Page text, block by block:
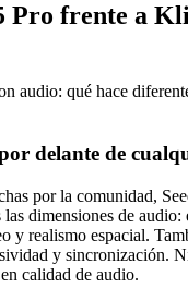
Pro frente a
audio: qué hace
delante de
por la comunidad,
dimensiones de audio:
y realismo espacial.
y sincronización.
calidad de audio.